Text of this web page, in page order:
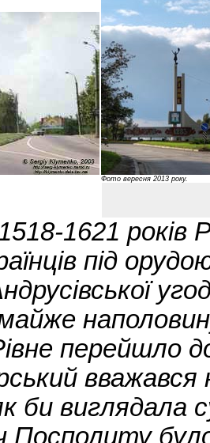
Фото вересня 2013 року.
1621 років
під
перейшло
вважався
би виглядала
Посполиту